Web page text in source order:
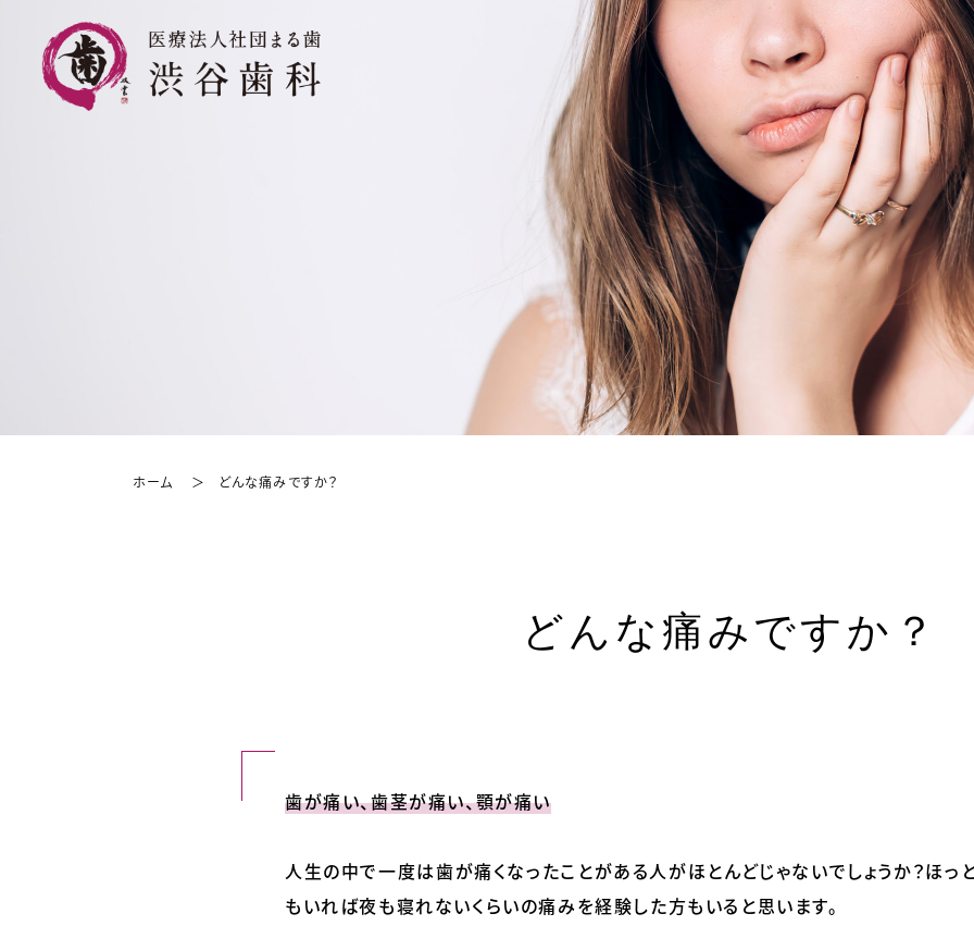
ホーム どんな痛みですか？
どんな痛みですか？
歯が痛い、歯茎が痛い、顎が痛い
人生の中で一度は歯が痛くなったことがある人がほとんどじゃないでしょうか？ほっ
もいれば夜も寝れないくらいの痛みを経験した方もいると思います。